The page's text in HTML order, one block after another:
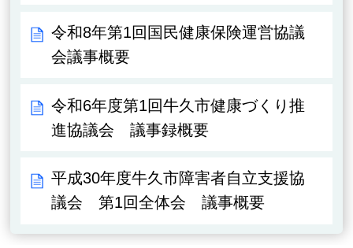
令和8年第1回国民健康保険運営協議
会議事概要
令和6年度第1回牛久市健康づくり推
進協議会 議事録概要
平成30年度牛久市障害者自立支援協
議会 第1回全体会 議事概要